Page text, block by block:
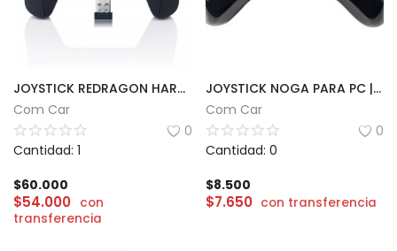
JOYSTICK REDRAGON HARROW INALÁMBRICO PC/PS3
Com Car
0
Cantidad: 1
$60.000
$54.000 con
transferencia
JOYSTICK NOGA PARA PC | NG-2103
Com Car
0
Cantidad: 0
$8.500
$7.650 con transferencia